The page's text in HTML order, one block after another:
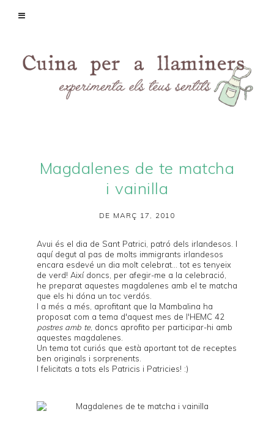
Magdalenes de te matcha
i vainilla
DE MARÇ 17, 2010
Avui és el dia de Sant Patrici, patró dels irlandesos. I
aquí degut al pas de molts immigrants irlandesos
encara esdevé un dia molt celebrat... tot es tenyeix
de verd! Així doncs, per afegir-me a la celebració,
he preparat aquestes magdalenes amb el te matcha
que els hi dóna un toc verdós.
I a més a més, aprofitant que la Mambalina ha
proposat com a tema d'aquest mes de l'HEMC 42
postres amb te, doncs aprofito per participar-hi amb
aquestes magdalenes.
Un tema tot curiós que està aportant tot de receptes
ben originals i sorprenents.
I felicitats a tots els Patricis i Patricies! :)